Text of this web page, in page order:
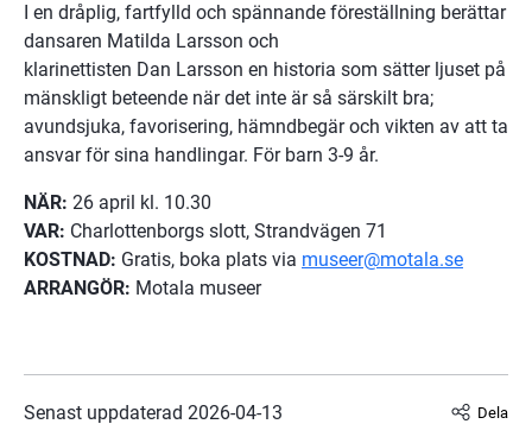
I en dråplig, fartfylld och spännande föreställning berättar
dansaren Matilda Larsson och
klarinettisten Dan Larsson en historia som sätter ljuset på
mänskligt beteende när det inte är så särskilt bra;
avundsjuka, favorisering, hämndbegär och vikten av att ta
ansvar för sina handlingar. För barn 3-9 år.
NÄR: 26 april kl. 10.30
VAR: Charlottenborgs slott, Strandvägen 71
KOSTNAD: Gratis, boka plats via museer@motala.se
ARRANGÖR: Motala museer
Senast uppdaterad 2026-04-13 Dela